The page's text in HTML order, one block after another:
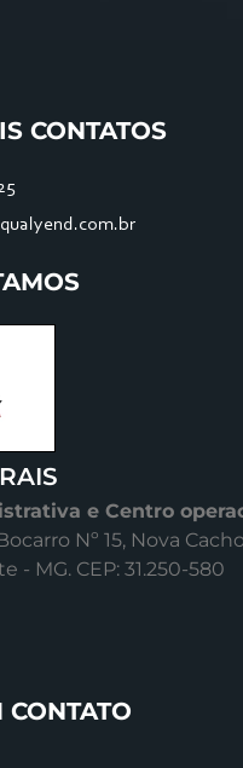
CONTATOS
e Centro
Nº 15, Nova
- MG. CEP: 31.250-580
CONTATO